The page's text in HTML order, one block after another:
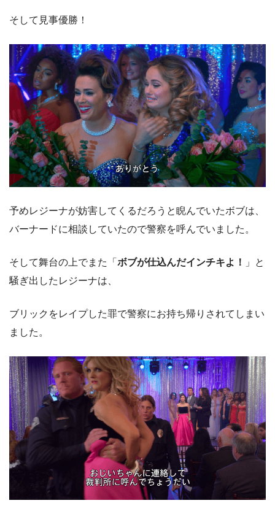
そして見事優勝！
予めレジーナが妨害してくるだろうと睨んでいたボブは、
バーナードに相談していたので警察を呼んでいました。
そして舞台の上でまた「 ボブが仕込んだインチキよ！
」と
騒ぎ出したレジーナは、
ブリックをレイプした罪で警察にお持ち帰りされてしまい
ました。